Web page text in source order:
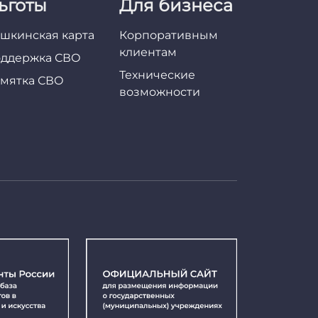
карта
СВО
СВО
Для бизнеса
Корпоративным
клиентам
Технические
возможности